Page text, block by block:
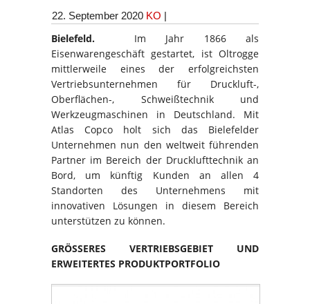
22. September 2020 KO |
Bielefeld. Im Jahr 1866 als
Eisenwarengeschäft gestartet, ist Oltrogge
mittlerweile eines der erfolgreichsten
Vertriebsunternehmen für Druckluft-,
Oberflächen-, Schweißtechnik und
Werkzeugmaschinen in Deutschland. Mit
Atlas Copco holt sich das Bielefelder
Unternehmen nun den weltweit führenden
Partner im Bereich der Drucklufttechnik an
Bord, um künftig Kunden an allen 4
Standorten des Unternehmens mit
innovativen Lösungen in diesem Bereich
unterstützen zu können.
GRÖSSERES VERTRIEBSGEBIET UND
ERWEITERTES PRODUKTPORTFOLIO